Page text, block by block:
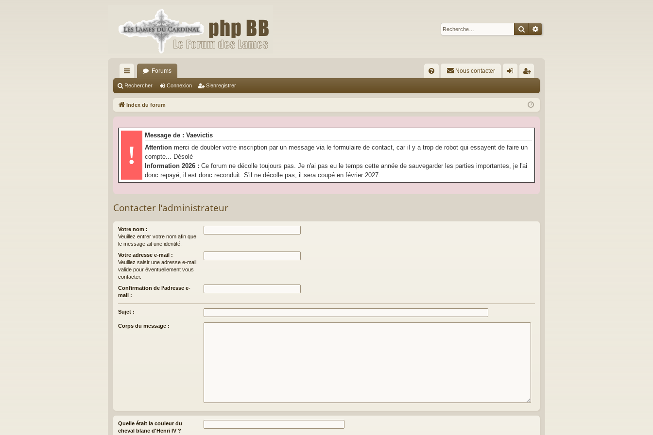
Rechercher
Recherche avancée
cc
ès
pi
Forums
Q
Nous contacter
ne
on
nr
ist
Rechercher Connexion S’enregistrer
Index du forum
!
Message de : Vaevictis
Attention merci de doubler votre inscription par un message via le formulaire de contact, car il y a trop de robot qui essayent de faire un
compte... Désolé
Information 2026 : Ce forum ne décolle toujours pas. Je n'ai pas eu le temps cette année de sauvegarder les parties importantes, je l'ai
donc repayé, il est donc reconduit. S'il ne décolle pas, il sera coupé en février 2027.
Contacter l‘administrateur
Votre nom :
Veuillez entrer votre nom afin que
le message ait une identité.
Votre adresse e-mail :
Veuillez saisir une adresse e-mail
valide pour éventuellement vous
contacter.
Confirmation de l‘adresse e-
mail :
Sujet :
Corps du message :
Quelle était la couleur du
cheval blanc d'Henri IV ?